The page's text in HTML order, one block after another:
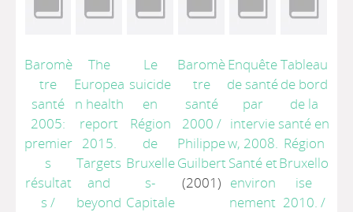
Baromè
tre
santé
2005:
premier
s
résultat
s /
The
Europea
n health
report
2015.
Targets
and
beyond
Le
suicide
en
Région
de
Bruxelle
s-
Capitale
Baromè
tre
santé
2000 /
Philippe
Guilbert
(2001)
Enquête
de santé
par
intervie
w, 2008.
Santé et
environ
nement
Tableau
de bord
de la
santé en
Région
Bruxello
ise
2010. /